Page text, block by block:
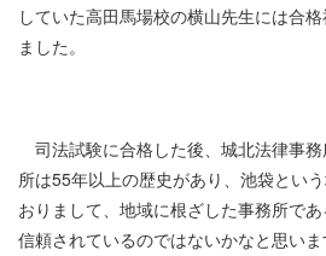
していた高田馬場校の横山先生には合
ました。
司法試験に合格した後、城北法律事
所は55年以上の歴史があり、池袋とい
おりまして、地域に根ざした事務所で
信頼されているのではないかなと思いま